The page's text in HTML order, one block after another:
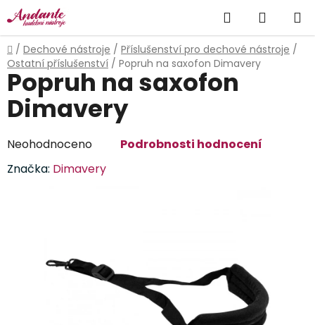
Přejít
na
obsah
Hledat
KOŠÍK
Domů
/ Dechové nástroje / Příslušenství pro dechové nástroje /
Ostatní příslušenství / Popruh na saxofon Dimavery
Popruh na saxofon
Dimavery
Průměrné
produktu
hvězdiček.
Neohodnoceno
Podrobnosti hodnocení
Značka: Dimavery